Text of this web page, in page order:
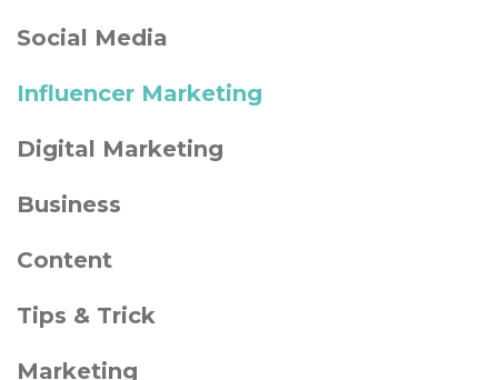
Social Media
Influencer Marketing
Digital Marketing
Business
Content
Tips & Trick
Marketing